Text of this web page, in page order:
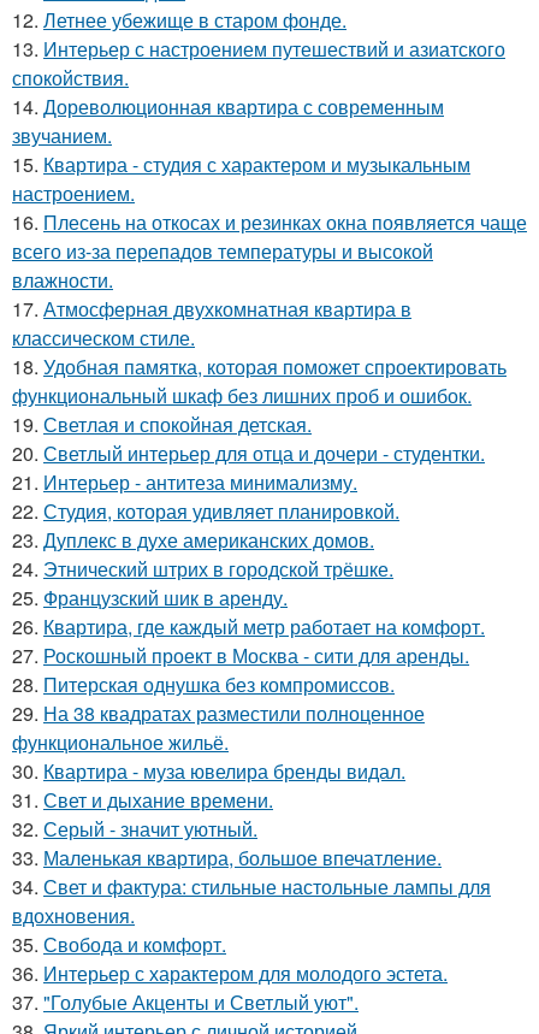
12. Летнее убежище в старом фонде.
13. Интерьер с настроением путешествий и азиатского
спокойствия.
14. Дореволюционная квартира с современным
звучанием.
15. Квартира - студия с характером и музыкальным
настроением.
16. Плесень на откосах и резинках окна появляется чаще
всего из-за перепадов температуры и высокой
влажности.
17. Атмосферная двухкомнатная квартира в
классическом стиле.
18. Удобная памятка, которая поможет спроектировать
функциональный шкаф без лишних проб и ошибок.
19. Светлая и спокойная детская.
20. Светлый интерьер для отца и дочери - студентки.
21. Интерьер - антитеза минимализму.
22. Студия, которая удивляет планировкой.
23. Дуплекс в духе американских домов.
24. Этнический штрих в городской трёшке.
25. Французский шик в аренду.
26. Квартира, где каждый метр работает на комфорт.
27. Роскошный проект в Москва - сити для аренды.
28. Питерская однушка без компромиссов.
29. На 38 квадратах разместили полноценное
функциональное жильё.
30. Квартира - муза ювелира бренды видал.
31. Свет и дыхание времени.
32. Серый - значит уютный.
33. Маленькая квартира, большое впечатление.
34. Свет и фактура: стильные настольные лампы для
вдохновения.
35. Свобода и комфорт.
36. Интерьер с характером для молодого эстета.
37. "Голубые Акценты и Светлый уют".